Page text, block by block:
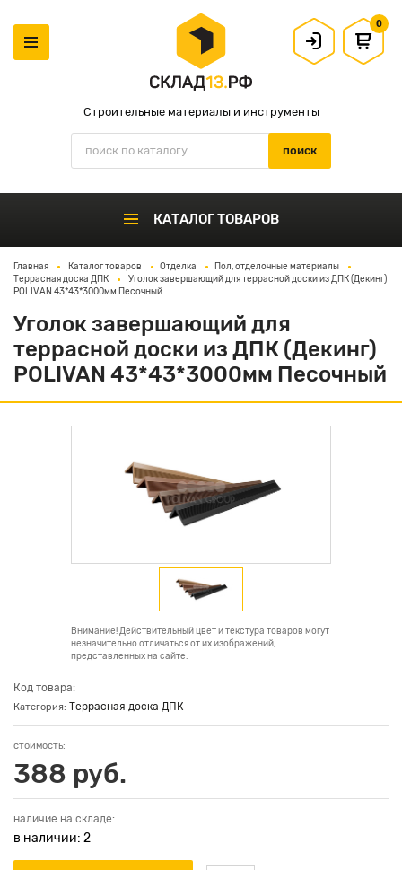
Строительные материалы и инструменты
0
КАТАЛОГ ТОВАРОВ
Главная Каталог товаров Отделка
Пол, отделочные материалы
Террасная доска ДПК
Уголок завершающий для террасной доски из ДПК (Декинг)
POLIVAN 43*43*3000мм Песочный
Уголок завершающий для
террасной доски из ДПК (Декинг)
POLIVAN 43*43*3000мм Песочный
Внимание! Действительный цвет и текстура товаров могут
незначительно отличаться от их изображений,
представленных на сайте.
Код товара:
Категория: Террасная доска ДПК
стоимость:
388 руб.
наличие на складе:
в наличии: 2